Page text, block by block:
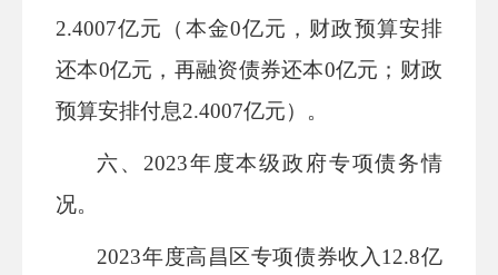
2.4007亿元（本金0亿元，财政预算安排
还本0亿元，再融资债券还本0亿元；财政
预算安排付息2.4007亿元）。
六、 2023年度本级政府专项债务情
况。
2023年度高昌区专项债券收入 12.8亿